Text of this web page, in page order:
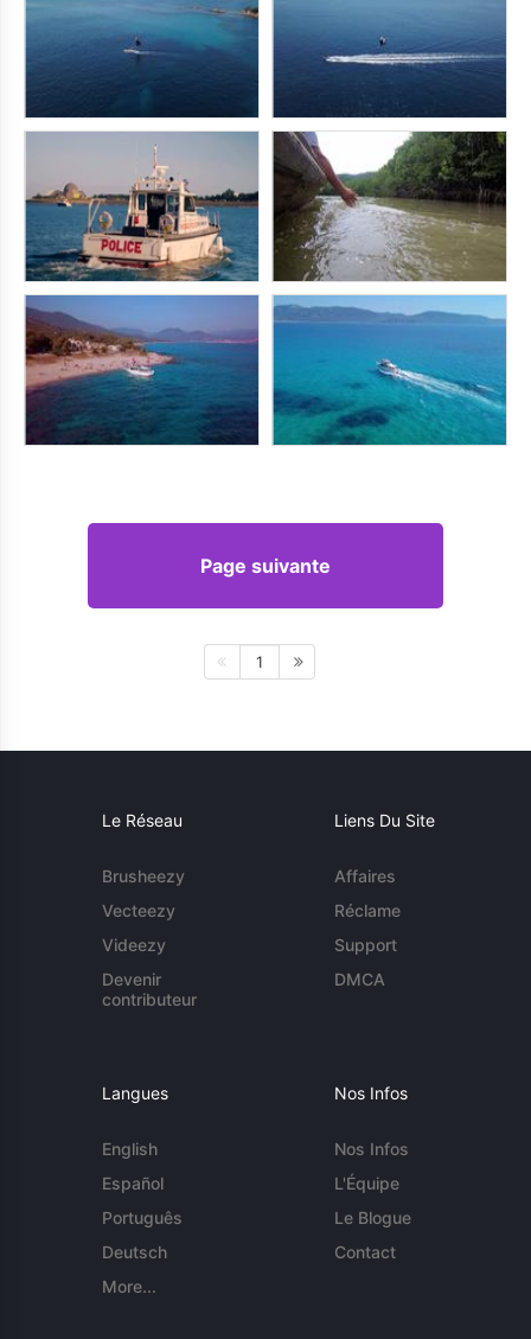
Page suivante
1
Le Réseau
Brusheezy
Vecteezy
Videezy
Devenir
contributeur
Liens Du Site
Affaires
Réclame
Support
DMCA
Langues
English
Español
Português
Deutsch
More...
Nos Infos
Nos Infos
L'Équipe
Le Blogue
Contact